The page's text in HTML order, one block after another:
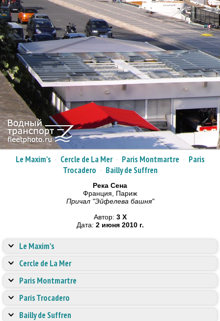
Le Maxim's · Cercle de La Mer· Paris Montmartre · Paris
Trocadero · Bailly de Suffren
Река Сена
Франция, Париж
Причал "Эйфелева башня"
Автор: 3 X
Дата: 2 июня 2010 г.
Le Maxim's
Cercle de La Mer
Paris Montmartre
Paris Trocadero
Bailly de Suffren